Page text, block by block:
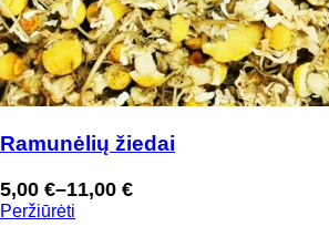
Ramunėlių žiedai
5,00 €–11,00 €
Price
range:
Peržiūrėti